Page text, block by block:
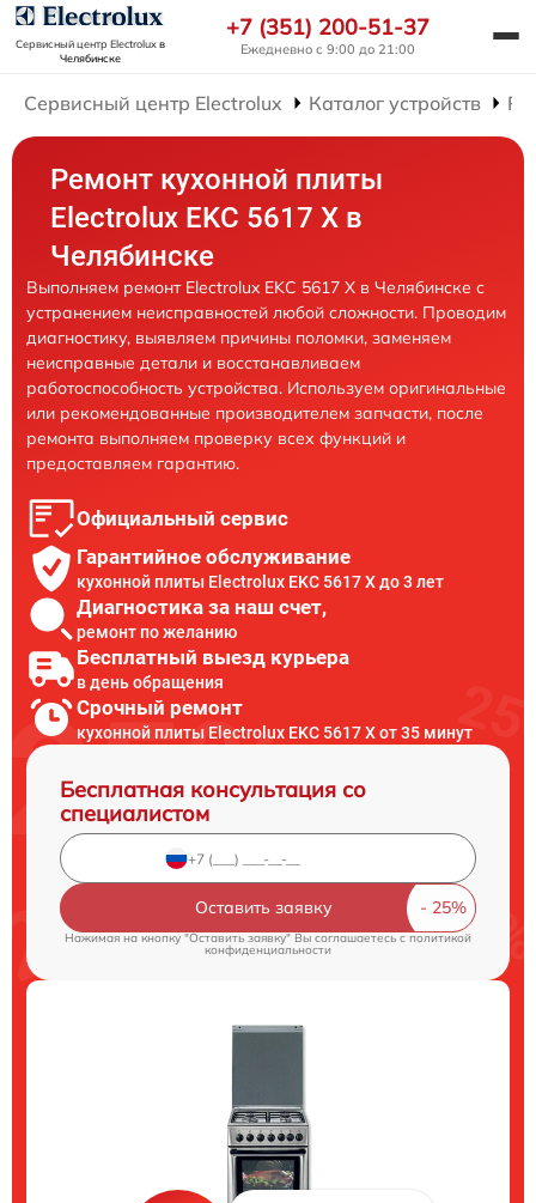
Сервисный центр Electroluxв
Челябинске
+7 (351) 200-51-37
Ежедневно с 9:00 до 21:00
Сервисный центр Electrolux Каталог устройств
Ремонт кухонной плиты
Electrolux EKC 5617 X в
Челябинске
Выполняем ремонт Electrolux EKC 5617 X в Челябинске с
устранением неисправностей любой сложности. Проводим
диагностику, выявляем причины поломки, заменяем
неисправные детали и восстанавливаем
работоспособность устройства. Используем оригинальные
или рекомендованные производителем запчасти, после
ремонта выполняем проверку всех функций и
предоставляем гарантию.
Официальный сервис
Гарантийное обслуживание
кухонной плиты Electrolux EKC 5617 X до 3 лет
Диагностика за наш счет,
ремонт по желанию
Бесплатный выезд курьера
в день обращения
Срочный ремонт
кухонной плиты Electrolux EKC 5617 X от 35 минут
Бесплатная консультация со
специалистом
Оставить заявку
Нажимая на кнопку "Оставить заявку" Вы соглашаетесь c политикой
конфиденциальности